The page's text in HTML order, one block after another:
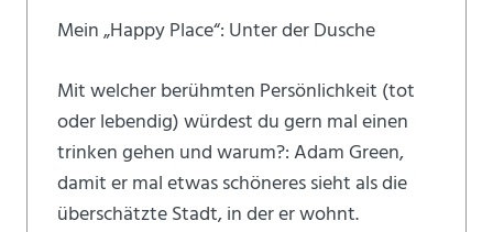
Mein „Happy Place“: Unter der Dusche
Mit welcher berühmten Persönlichkeit (tot
oder lebendig) würdest du gern mal einen
trinken gehen und warum?: Adam Green,
damit er mal etwas schöneres sieht als die
überschätzte Stadt, in der er wohnt.